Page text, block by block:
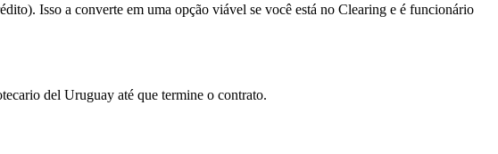
Isso a converte em uma opção viável se você está no Clearing e é funcionário
del Uruguay até que termine o contrato.